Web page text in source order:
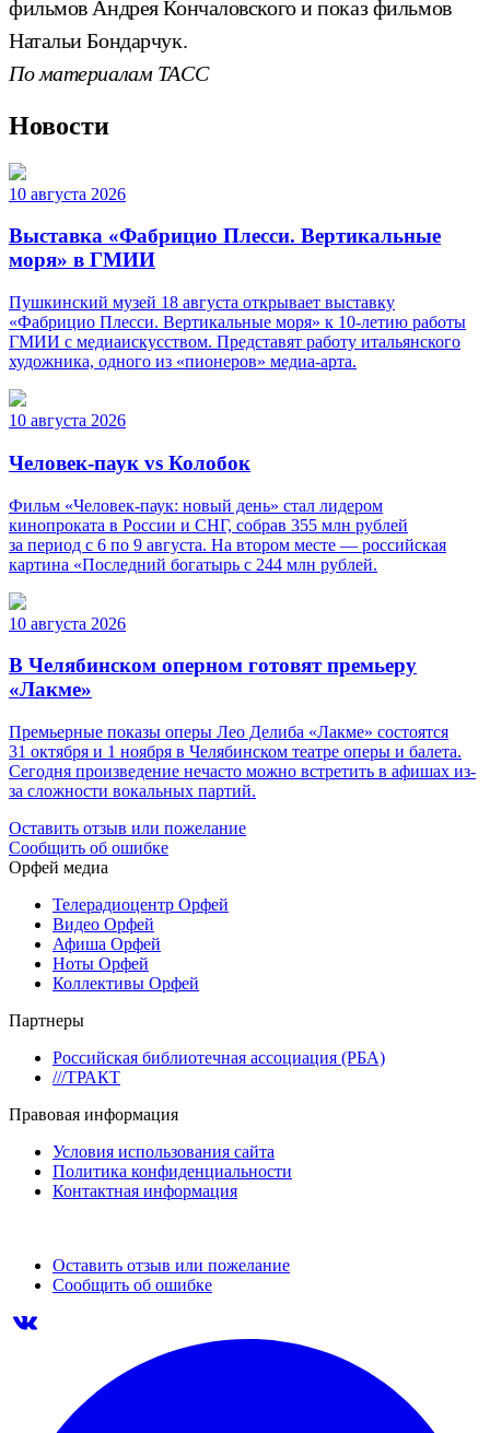
фильмов Андрея Кончаловского и показ фильмов
Натальи Бондарчук.
По материалам ТАСС
Новости
10 августа 2026
Выставка «Фабрицио Плесси. Вертикальные
моря» в ГМИИ
Пушкинский музей 18 августа открывает выставку
«Фабрицио Плесси. Вертикальные моря» к 10-летию работы
ГМИИ с медиаискусством. Представят работу итальянского
художника, одного из «пионеров» медиа-арта.
10 августа 2026
Человек-паук vs Колобок
Фильм «Человек-паук: новый день» стал лидером
кинопроката в России и СНГ, собрав 355 млн рублей
за период с 6 по 9 августа. На втором месте — российская
картина «Последний богатырь с 244 млн рублей.
10 августа 2026
В Челябинском оперном готовят премьеру
«Лакме»
Премьерные показы оперы Лео Делиба «Лакме» состоятся
31 октября и 1 ноября в Челябинском театре оперы и балета.
Сегодня произведение нечасто можно встретить в афишах из-
за сложности вокальных партий.
Оставить отзыв или пожелание
Сообщить об ошибке
Орфей медиа
Телерадиоцентр Орфей
Видео Орфей
Афиша Орфей
Ноты Орфей
Коллективы Орфей
Партнеры
Российская библиотечная ассоциация (РБА)
///ТРАКТ
Правовая информация
Условия использования сайта
Политика конфиденциальности
Контактная информация
Оставить отзыв или пожелание
Сообщить об ошибке